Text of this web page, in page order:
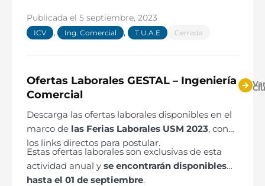
Elaboración de cotizaciones: Preparar
cotizaciones personalizadas para los
Deberás trabajar en colaboración con el
equipo técnico para asegurar que las
Negociación y cierre de ventas: Demostrar
habilidades de negociación para presentar
y vender los servicios. Es importante tener
capacidad para persuadir y convencer a
los clientes sobre los beneficios de trabajar
Publicada el 5 septiembre, 2023
ICV , Ing. Comercial , T.U.A.E Cerrada
Ofertas Laborales GESTAL – Ingeniería
Comercial
Descarga las ofertas laborales disponibles en el
marco de las Ferias Laborales USM 2023, con
los links directos para postular.
Estas ofertas laborales son exclusivas de esta
actividad anual y se encontrarán disponibles
hasta el 01 de septiembre.